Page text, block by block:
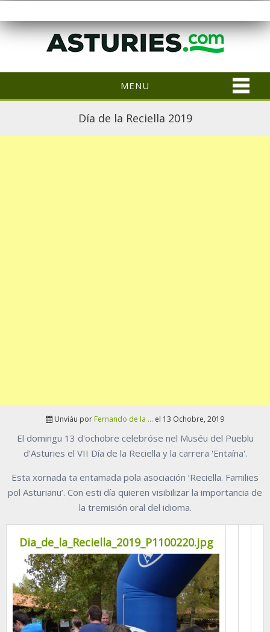
MENU
Día de la Reciella 2019
Unviáu por Fernando de la ... el 13 Ochobre, 2019
El domingu 13 d'ochobre celebróse nel Muséu del Pueblu
d’Asturies el VII Día de la Reciella y la carrera 'Entaína'.
Esta xornada ta entamada pola asociación ‘Reciella. Families
pol Asturianu’. Con esti día quieren visibilizar la importancia de
la tremisión oral del idioma.
Dia_de_la_Reciella_2019_P1100220.jpg